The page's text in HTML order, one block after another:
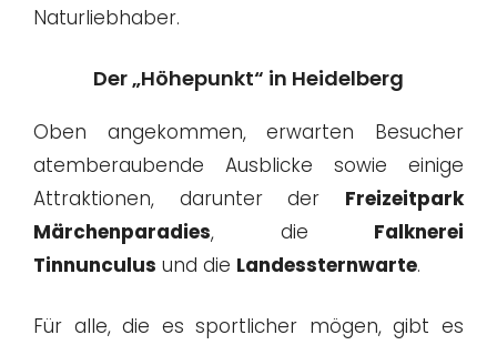
Naturliebhaber.
Der „Höhepunkt“ in Heidelberg
Oben angekommen, erwarten Besucher
atemberaubende Ausblicke sowie einige
Attraktionen, darunter der Freizeitpark
Märchenparadies, die Falknerei
Tinnunculus und die Landessternwarte.
Für alle, die es sportlicher mögen, gibt es